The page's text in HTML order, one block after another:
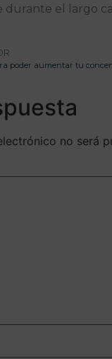
durante el largo
poder aumentar tu
no será